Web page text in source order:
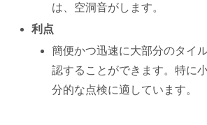
は、空洞音がします。
利点
簡便かつ迅速に大部分のタイ
認することができます。特に
分的な点検に適しています。